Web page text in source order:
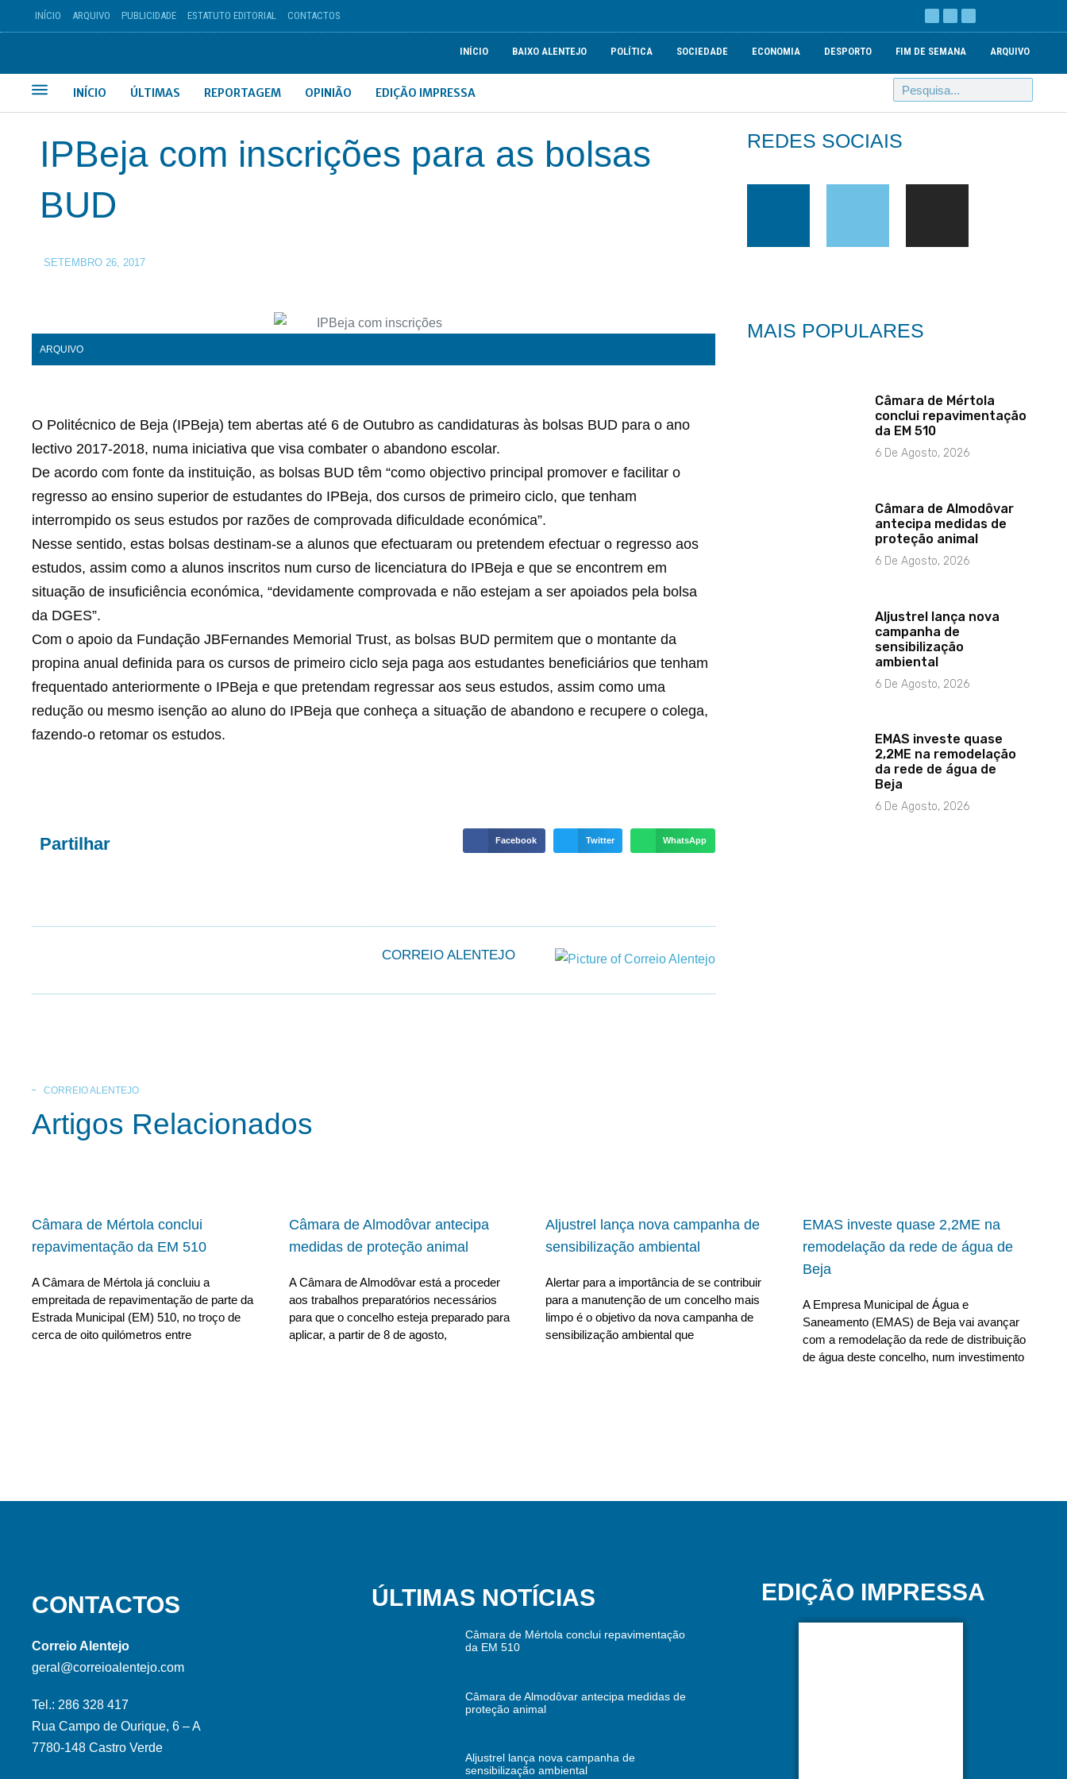
INÍCIO ARQUIVO PUBLICIDADE ESTATUTO EDITORIAL CONTACTOS
INÍCIO BAIXO ALENTEJO POLÍTICA SOCIEDADE ECONOMIA DESPORTO FIM DE SEMANA ARQUIVO
INÍCIO ÚLTIMAS REPORTAGEM OPINIÃO EDIÇÃO IMPRESSA
IPBeja com inscrições para as bolsas
BUD
SETEMBRO 26, 2017
ARQUIVO
O Politécnico de Beja (IPBeja) tem abertas até 6 de Outubro as candidaturas às bolsas BUD para o ano
lectivo 2017-2018, numa iniciativa que visa combater o abandono escolar.
De acordo com fonte da instituição, as bolsas BUD têm “como objectivo principal promover e facilitar o
regresso ao ensino superior de estudantes do IPBeja, dos cursos de primeiro ciclo, que tenham
interrompido os seus estudos por razões de comprovada dificuldade económica”.
Nesse sentido, estas bolsas destinam-se a alunos que efectuaram ou pretendem efectuar o regresso aos
estudos, assim como a alunos inscritos num curso de licenciatura do IPBeja e que se encontrem em
situação de insuficiência económica, “devidamente comprovada e não estejam a ser apoiados pela bolsa
da DGES”.
Com o apoio da Fundação JBFernandes Memorial Trust, as bolsas BUD permitem que o montante da
propina anual definida para os cursos de primeiro ciclo seja paga aos estudantes beneficiários que tenham
frequentado anteriormente o IPBeja e que pretendam regressar aos seus estudos, assim como uma
redução ou mesmo isenção ao aluno do IPBeja que conheça a situação de abandono e recupere o colega,
fazendo-o retomar os estudos.
Partilhar Facebook Twitter WhatsApp
CORREIO ALENTEJO
REDES SOCIAIS
MAIS POPULARES
Câmara de Mértola
conclui repavimentação
da EM 510
6 De Agosto, 2026
Câmara de Almodôvar
antecipa medidas de
proteção animal
6 De Agosto, 2026
Aljustrel lança nova
campanha de
sensibilização
ambiental
6 De Agosto, 2026
EMAS investe quase
2,2ME na remodelação
da rede de água de
Beja
6 De Agosto, 2026
CORREIO ALENTEJO
Artigos Relacionados
Câmara de Mértola conclui
repavimentação da EM 510
A Câmara de Mértola já concluiu a
empreitada de repavimentação de parte da
Estrada Municipal (EM) 510, no troço de
cerca de oito quilómetros entre
Câmara de Almodôvar antecipa
medidas de proteção animal
A Câmara de Almodôvar está a proceder
aos trabalhos preparatórios necessários
para que o concelho esteja preparado para
aplicar, a partir de 8 de agosto,
Aljustrel lança nova campanha de
sensibilização ambiental
Alertar para a importância de se contribuir
para a manutenção de um concelho mais
limpo é o objetivo da nova campanha de
sensibilização ambiental que
EMAS investe quase 2,2ME na
remodelação da rede de água de
Beja
A Empresa Municipal de Água e
Saneamento (EMAS) de Beja vai avançar
com a remodelação da rede de distribuição
de água deste concelho, num investimento
CONTACTOS
Correio Alentejo
geral@correioalentejo.com
Tel.: 286 328 417
Rua Campo de Ourique, 6 – A
7780-148 Castro Verde
ÚLTIMAS NOTÍCIAS
Câmara de Mértola conclui repavimentação
da EM 510
Câmara de Almodôvar antecipa medidas de
proteção animal
Aljustrel lança nova campanha de
sensibilização ambiental
EDIÇÃO IMPRESSA